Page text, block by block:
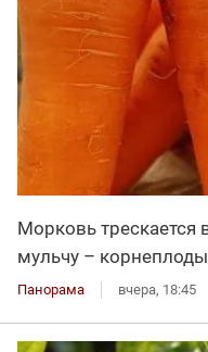
Морковь трескается
мульчу –
Панорама вчера, 18:45